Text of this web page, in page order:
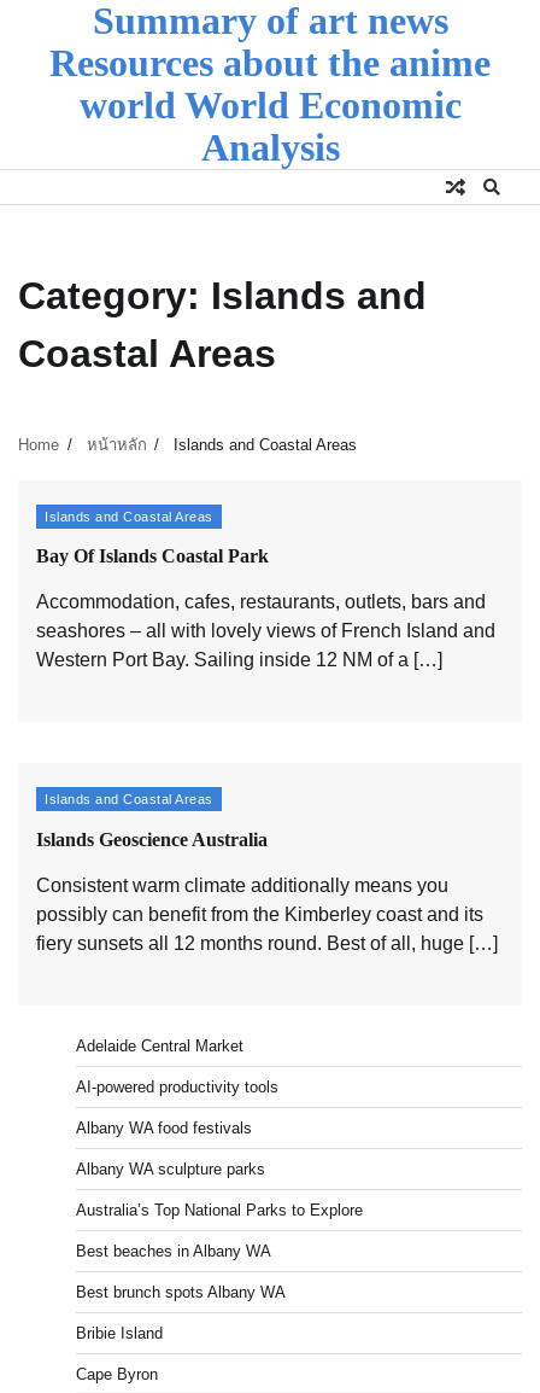
content
Summary of art news
Resources about the anime
world World Economic
Analysis
Category: Islands and
Coastal Areas
Home หน้าหลัก Islands and Coastal Areas
Islands and Coastal Areas
Bay Of Islands Coastal Park
Accommodation, cafes, restaurants, outlets, bars and
seashores – all with lovely views of French Island and
Western Port Bay. Sailing inside 12 NM of a […]
Islands and Coastal Areas
Islands Geoscience Australia
Consistent warm climate additionally means you
possibly can benefit from the Kimberley coast and its
fiery sunsets all 12 months round. Best of all, huge […]
Adelaide Central Market
AI-powered productivity tools
Albany WA food festivals
Albany WA sculpture parks
Australia’s Top National Parks to Explore
Best beaches in Albany WA
Best brunch spots Albany WA
Bribie Island
Cape Byron